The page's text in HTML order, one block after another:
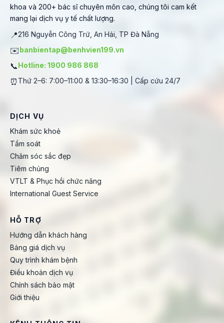
khoa và 200+ bác sĩ chuyên môn cao, chúng tôi cam kết
mang lại dịch vụ y tế chất lượng.
📍216 Nguyễn Công Trứ, An Hải, TP Đà Nẵng
✉️banbientap@benhvien199.vn
📞Hotline: 1900 986 868
⏰ Thứ 2–6: 7:00–11:00 & 13:30–16:30 | Cấp cứu 24/7
DỊCH VỤ
Khám sức khoẻ
Tầm soát
Chăm sóc sắc đẹp
Tiêm chủng
VTLT & Phục hồi chức năng
International Guest Service
HỖ TRỢ
Hướng dẫn khách hàng
Bảng giá dịch vụ
Quy trình khám bệnh
Điều khoản dịch vụ
Chính sách bảo mật
Giới thiệu